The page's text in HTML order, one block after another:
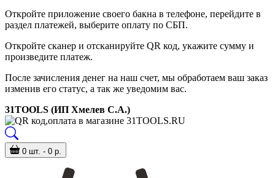
Откройте приложение своего бакна в телефоне, перейдите в
раздел платежей, выберите оплату по СБП.
Откройте сканер и отсканируйте QR код, укажите сумму и
произведите платеж.
После зачисления денег на наш счет, мы обработаем ваш заказ
изменив его статус, а так же уведомим вас.
31TOOLS (ИП Хмелев С.А.)
0 шт. - 0 р.